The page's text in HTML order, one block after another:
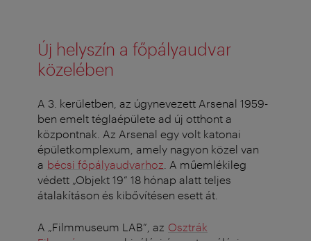
Új helyszín a főpályaudvar
közelében
A 3. kerületben, az úgynevezett Arsenal 1959-
ben emelt téglaépülete ad új otthont a
központnak. Az Arsenal egy volt katonai
épületkomplexum, amely nagyon közel van
a bécsi főpályaudvarhoz . A műemlékileg
védett „Objekt 19” 18 hónap alatt teljes
átalakításon és kibővítésen esett át.
A „Filmmuseum LAB”, az Osztrák